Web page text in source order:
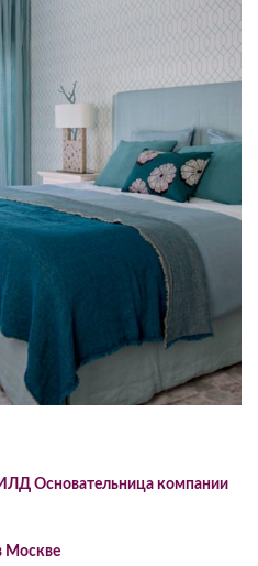
Основательница компании
Москве